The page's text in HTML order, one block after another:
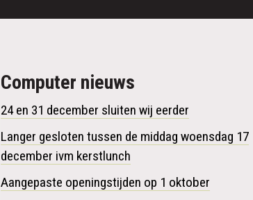
Computer nieuws
24 en 31 december sluiten wij eerder
Langer gesloten tussen de middag woensdag 17
december ivm kerstlunch
Aangepaste openingstijden op 1 oktober